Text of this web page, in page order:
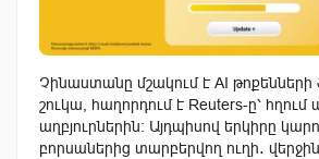
Չինաստանը մշակում է AI թոքենների
շուկա, հաղորդում է Reuters-ը՝ հղում
աղբյուրներին։ Այդպիսով երկիրը
բորսաներից տարբերվող ուղի․